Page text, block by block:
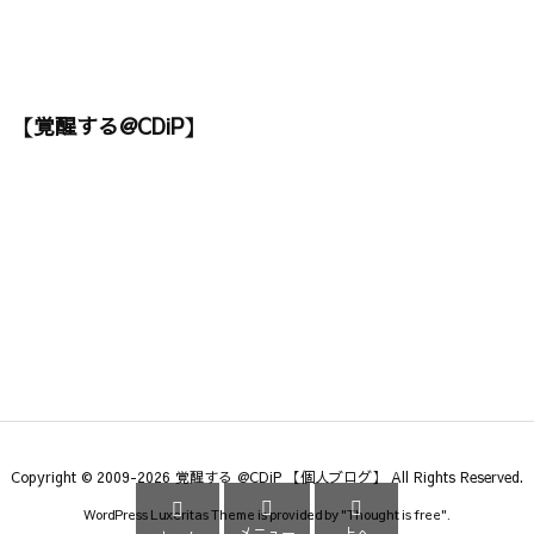
【覚醒する@CDiP】
Copyright © 2009-2026 覚醒する @CDiP 【個人ブログ】 All Rights Reserved.
WordPress Luxeritas Theme is provided by "Thought is free".
  